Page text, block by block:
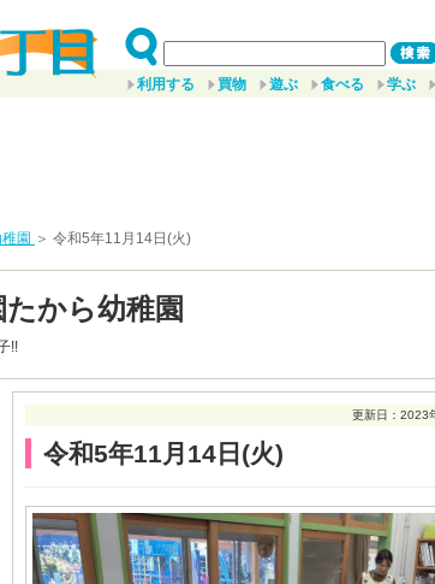
利用する 買物 遊ぶ 食べる 学ぶ
園 ＞ 令和5年11月14日(火)
から幼稚園
!!
更新日：2023
令和5年11月14日(火)